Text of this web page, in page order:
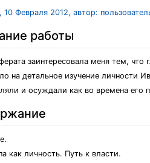
10 Февраля 2012, автор:
работы
заинтересовала меня тем,
на детальное изучение личности
и осуждали как во времена его
как личность. Путь к власти.